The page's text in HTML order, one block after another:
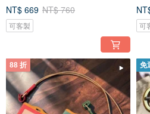
NT$ 669 NT$ 760
可客製 可
88 折 免